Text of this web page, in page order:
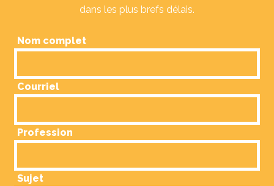
dans les plus brefs délais.
Nom complet
Courriel
Profession
Sujet